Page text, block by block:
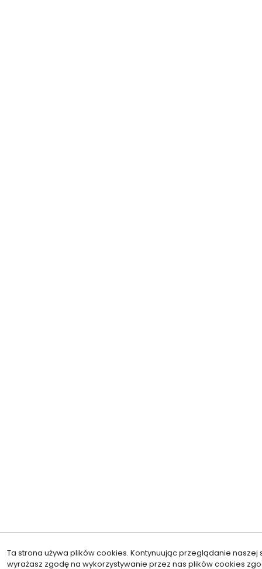
Ta strona używa plików cookies. Kontynuując przeglądanie naszej
wyrażasz zgodę na wykorzystywanie przez nas plików cookies